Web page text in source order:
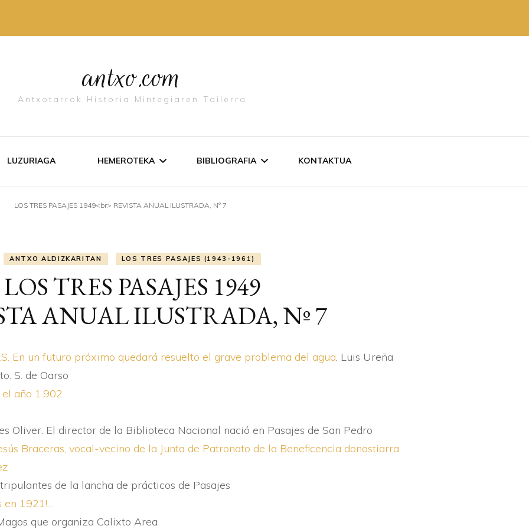
antxo.com
Antxotarrok Historia Mintegiaren Tailerra
LUZURIAGA HEMEROTEKA
ARTIKULUAK
AIPAMENAK
GERTAKARIAK
KIROLAK
BERTSOAK
BIBLIOGRAFIA KONTAKTUA
LOS TRES PASAJES 1949<br> REVISTA ANUAL ILUSTRADA, Nº 7
ANTXO ALDIZKARITAN LOS TRES PASAJES (1943-1961)
LOS TRES PASAJES 1949
ANUAL ILUSTRADA, Nº 7
En un futuro próximo quedará resuelto el grave problema del agua. Luis Ureña
S. de Oarso
año 1.902
Oliver. El director de la Biblioteca Nacional nació en Pasajes de San Pedro
Braceras, vocal-vecino de la Junta de Patronato de la Beneficencia donostiarra
de la lancha de prácticos de Pasajes
en 1921!…
que organiza Calixto Area